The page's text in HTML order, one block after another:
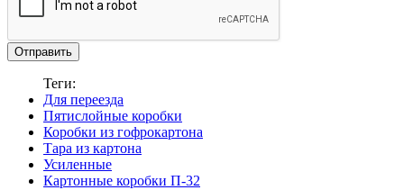
Отправить
Теги:
Для переезда
Пятислойные коробки
Коробки из гофрокартона
Тара из картона
Усиленные
Картонные коробки П-32